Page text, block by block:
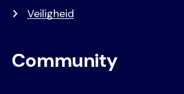
Veiligheid
Community